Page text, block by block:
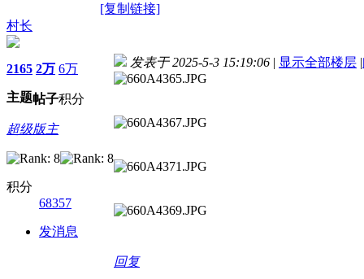
[复制链接]
村长
2165
主题
2万
帖子
6万
积分
超级版主
积分
68357
发消息
发表于 2025-5-3 15:19:06 | 显示全部楼层 |
回复